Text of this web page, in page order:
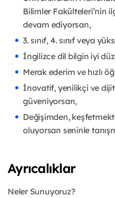
Bilimler Fakülteleri’nin
devam ediyorsan,
3. sınıf, 4. sınıf veya
İngilizce dil bilgin iyi
Merak ederim ve hızlı
İnovatif, yenilikçi ve
güveniyorsan,
Değişimden,
oluyorsan seninle
Ayrıcalıklar
Neler Sunuyoruz?